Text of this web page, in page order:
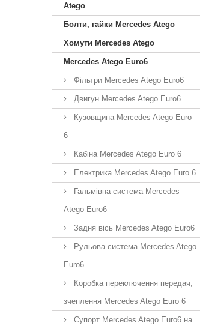
Atego
Болти, гайки Mercedes Atego
Хомути Mercedes Atego
Mercedes Atego Euro6
Фільтри Mercedes Atego Euro6
Двигун Mercedes Atego Euro6
Кузовщина Mercedes Atego Euro
6
Кабіна Mercedes Atego Euro 6
Електрика Mercedes Atego Euro 6
Гальмівна система Mercedes
Atego Euro6
Задня вісь Mercedes Atego Euro6
Рульова система Mercedes Atego
Euro6
Коробка переключення передач,
зчеплення Mercedes Atego Euro 6
Супорт Mercedes Atego Euro6 на